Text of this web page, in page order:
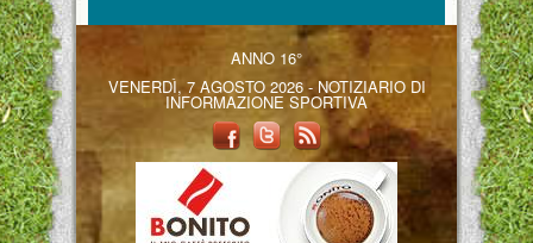
ANNO 16°
VENERDÌ, 7 AGOSTO 2026 - NOTIZIARIO DI
INFORMAZIONE SPORTIVA